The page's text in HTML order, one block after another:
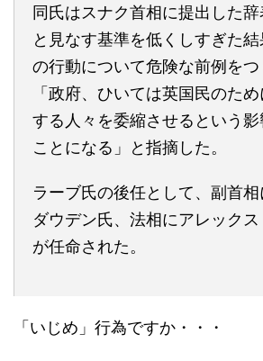
同氏はスナク首相に提出した
と見なす基準を低くしすぎた
の行動について危険な前例をつ
「政府、ひいては英国民のた
する人々を委縮させるという
ことになる」と指摘した。
ラーブ氏の後任として、副首相
ダウデン氏、法相にアレック
が任命された。
「いじめ」行為ですか・・・